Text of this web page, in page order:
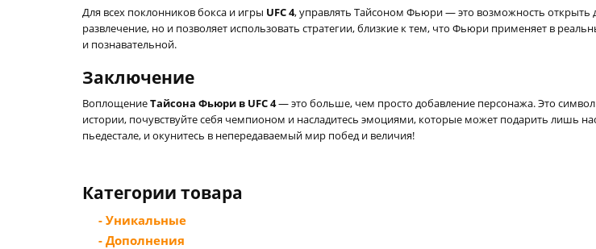
Для всех поклонников бокса и игры UFC 4, управлять Тайсоном Фьюри — это возможность открыть
развлечение, но и позволяет использовать стратегии, близкие к тем, что Фьюри применяет в
и познавательной.
Заключение
ВоплощениеТайсона Фьюри в UFC 4— это больше, чем просто добавление персонажа. Это
истории, почувствуйте себя чемпионом и насладитесь эмоциями, которые может подарить лишь
пьедестале, и окунитесь в непередаваемый мир побед и величия!
Категории товара
- Уникальные
- Дополнения